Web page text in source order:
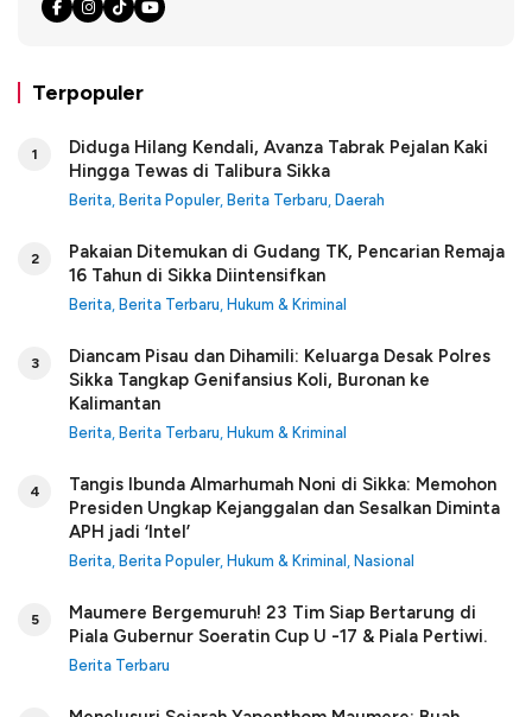
Terpopuler
1
Diduga Hilang Kendali, Avanza Tabrak Pejalan Kaki
Hingga Tewas di Talibura Sikka
Berita, Berita Populer, Berita Terbaru, Daerah
2
Pakaian Ditemukan di Gudang TK, Pencarian Remaja
16 Tahun di Sikka Diintensifkan
Berita, Berita Terbaru, Hukum & Kriminal
3
Diancam Pisau dan Dihamili: Keluarga Desak Polres
Sikka Tangkap Genifansius Koli, Buronan ke
Kalimantan
Berita, Berita Terbaru, Hukum & Kriminal
4
Tangis Ibunda Almarhumah Noni di Sikka: Memohon
Presiden Ungkap Kejanggalan dan Sesalkan Diminta
APH jadi ‘Intel’
Berita, Berita Populer, Hukum & Kriminal , Nasional
5
Maumere Bergemuruh! 23 Tim Siap Bertarung di
Piala Gubernur Soeratin Cup U -17 & Piala Pertiwi.
Berita Terbaru